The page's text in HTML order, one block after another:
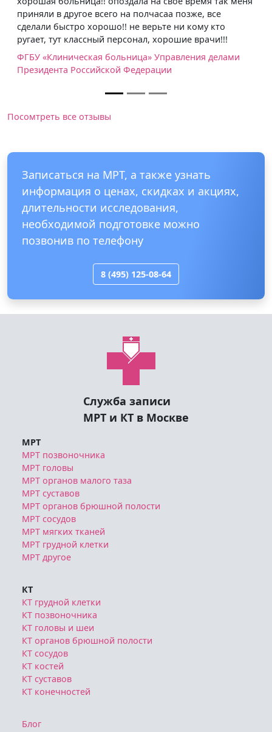
всего на полчасаа позже, все
хорошо!! не верьте ни кому кто
классный персонал, хорошие врачи!!!
больница» Управления делами
Российской Федерации
напрягает.
ГБУЗ ГКБ
Посомтреть все отзывы
Записаться на МРТ, а также узнать
информация о ценах, скидках и акциях,
длительности исследования,
необходимой подготовке можно
позвонив по телефону
8 (495) 125-08-64
Служба записи
МРТ и КТ в Москве
МРТ
МРТ позвоночника
МРТ головы
МРТ органов малого таза
МРТ суставов
МРТ органов брюшной полости
МРТ сосудов
МРТ мягких тканей
МРТ грудной клетки
МРТ другое
КТ
КТ грудной клетки
КТ позвоночника
КТ головы и шеи
КТ органов брюшной полости
КТ сосудов
КТ костей
КТ суставов
КТ конечностей
Блог